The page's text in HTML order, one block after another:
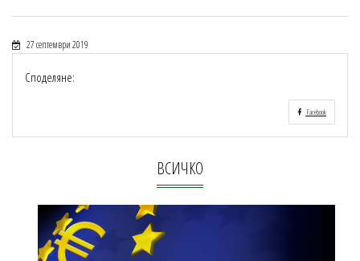
27 септември 2019
Споделяне:
Facebook
ВСИЧКО